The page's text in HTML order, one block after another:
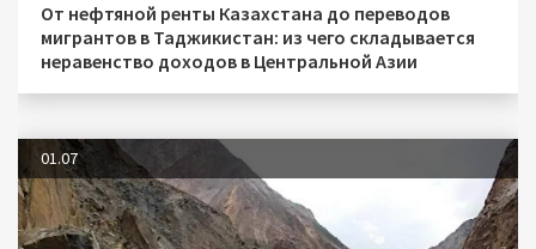
От нефтяной ренты Казахстана до переводов
мигрантов в Таджикистан: из чего складывается
неравенство доходов в Центральной Азии
01.07